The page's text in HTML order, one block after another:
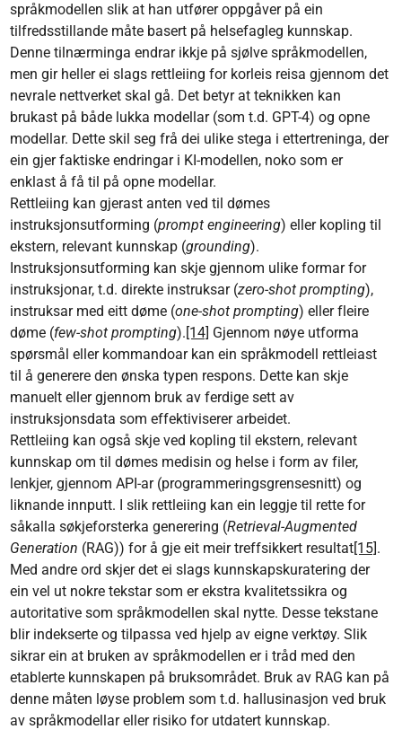
språkmodellen slik at han utfører oppgåver på ein
tilfredsstillande måte basert på helsefagleg kunnskap.
Denne tilnærminga endrar ikkje på sjølve språkmodellen,
men gir heller ei slags rettleiing for korleis reisa gjennom det
nevrale nettverket skal gå. Det betyr at teknikken kan
brukast på både lukka modellar (som t.d. GPT-4) og opne
modellar. Dette skil seg frå dei ulike stega i ettertreninga, der
ein gjer faktiske endringar i KI-modellen, noko som er
enklast å få til på opne modellar.
Rettleiing kan gjerast anten ved til dømes
instruksjonsutforming (prompt engineering) eller kopling til
ekstern, relevant kunnskap (grounding).
Instruksjonsutforming kan skje gjennom ulike formar for
instruksjonar, t.d. direkte instruksar (zero-shot prompting),
instruksar med eitt døme (one-shot prompting) eller fleire
døme (few-shot prompting).[14] Gjennom nøye utforma
spørsmål eller kommandoar kan ein språkmodell rettleiast
til å generere den ønska typen respons. Dette kan skje
manuelt eller gjennom bruk av ferdige sett av
instruksjonsdata som effektiviserer arbeidet.
Rettleiing kan også skje ved kopling til ekstern, relevant
kunnskap om til dømes medisin og helse i form av filer,
lenkjer, gjennom API-ar (programmeringsgrensesnitt) og
liknande innputt. I slik rettleiing kan ein leggje til rette for
såkalla søkjeforsterka generering (Retrieval-Augmented
Generation (RAG)) for å gje eit meir treffsikkert resultat[15].
Med andre ord skjer det ei slags kunnskapskuratering der
ein vel ut nokre tekstar som er ekstra kvalitetssikra og
autoritative som språkmodellen skal nytte. Desse tekstane
blir indekserte og tilpassa ved hjelp av eigne verktøy. Slik
sikrar ein at bruken av språkmodellen er i tråd med den
etablerte kunnskapen på bruksområdet. Bruk av RAG kan på
denne måten løyse problem som t.d. hallusinasjon ved bruk
av språkmodellar eller risiko for utdatert kunnskap.